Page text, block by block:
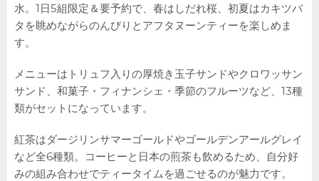
水。1日5組限定＆要予約で、春はしだれ桜、初夏はカキツバ
タを眺めながらのんびりとアフタヌーンティーを楽しめま
す。
メニューはトリュフ入りの厚焼き玉子サンドやクロワッサン
サンド、和菓子・フィナンシェ・季節のフルーツなど、13種
類がセットになっています。
紅茶はダージリンサマーゴールドやゴールデンアールグレイ
など全6種類。コーヒーと日本の煎茶も飲めるため、自分好
みの組み合わせでティータイムを過ごせるのが魅力です。